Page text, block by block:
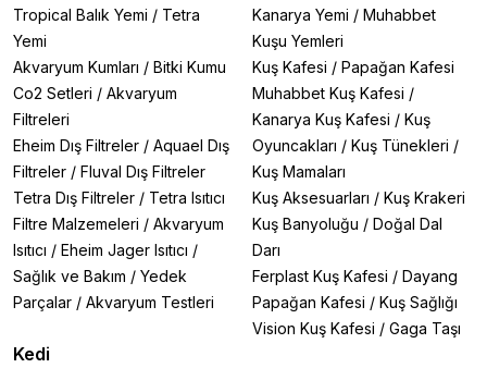
Tropical Balık Yemi / Tetra
Yemi
Akvaryum Kumları / Bitki Kumu
Co2 Setleri / Akvaryum
Filtreleri
Eheim Dış Filtreler / Aquael Dış
Filtreler / Fluval Dış Filtreler
Tetra Dış Filtreler / Tetra Isıtıcı
Filtre Malzemeleri / Akvaryum
Isıtıcı / Eheim Jager Isıtıcı /
Sağlık ve Bakım / Yedek
Parçalar / Akvaryum Testleri
Kedi
Kanarya Yemi / Muhabbet
Kuşu Yemleri
Kuş Kafesi / Papağan Kafesi
Muhabbet Kuş Kafesi /
Kanarya Kuş Kafesi / Kuş
Oyuncakları / Kuş Tünekleri /
Kuş Mamaları
Kuş Aksesuarları / Kuş Krakeri
Kuş Banyoluğu / Doğal Dal
Darı
Ferplast Kuş Kafesi / Dayang
Papağan Kafesi / Kuş Sağlığı
Vision Kuş Kafesi / Gaga Taşı